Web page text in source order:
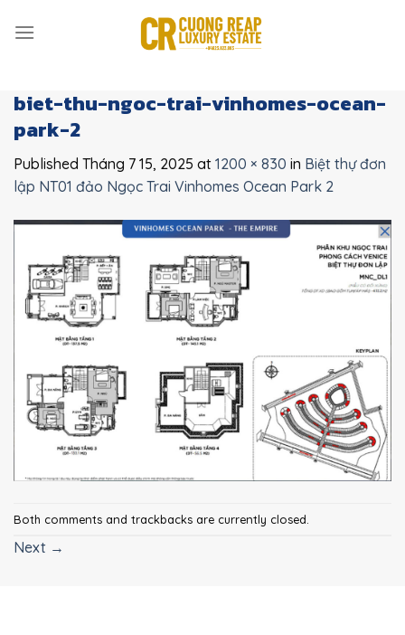
biet-thu-ngoc-trai-vinhomes-ocean-
park-2
Published Tháng 7 15, 2025 at 1200 × 830 in Biệt thự đơn
lập NT01 đảo Ngọc Trai Vinhomes Ocean Park 2
Both comments and trackbacks are currently closed.
Next →